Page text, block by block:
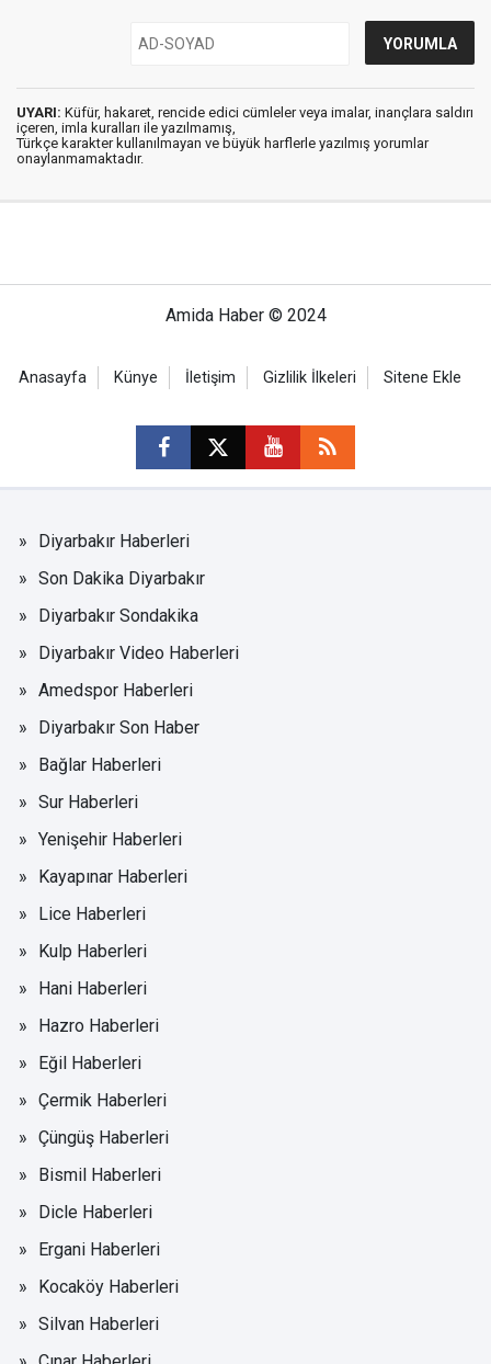
UYARI: Küfür, hakaret, rencide edici cümleler veya imalar, inançlara saldırı
içeren, imla kuralları ile yazılmamış,
Türkçe karakter kullanılmayan ve büyük harflerle yazılmış yorumlar
onaylanmamaktadır.
Amida Haber © 2024
Anasayfa Künye İletişim Gizlilik İlkeleri Sitene Ekle
Diyarbakır Haberleri
Son Dakika Diyarbakır
Diyarbakır Sondakika
Diyarbakır Video Haberleri
Amedspor Haberleri
Diyarbakır Son Haber
Bağlar Haberleri
Sur Haberleri
Yenişehir Haberleri
Kayapınar Haberleri
Lice Haberleri
Kulp Haberleri
Hani Haberleri
Hazro Haberleri
Eğil Haberleri
Çermik Haberleri
Çüngüş Haberleri
Bismil Haberleri
Dicle Haberleri
Ergani Haberleri
Kocaköy Haberleri
Silvan Haberleri